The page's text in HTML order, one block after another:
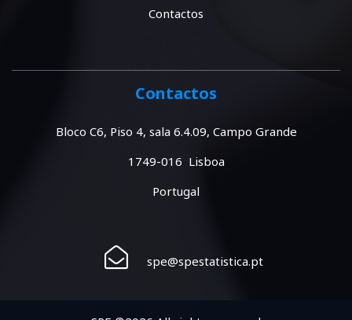
Contactos
Contactos
Bloco C6, Piso 4, sala 6.4.09, Campo Grande
1749-016 Lisboa
Portugal
spe@spestatistica.pt